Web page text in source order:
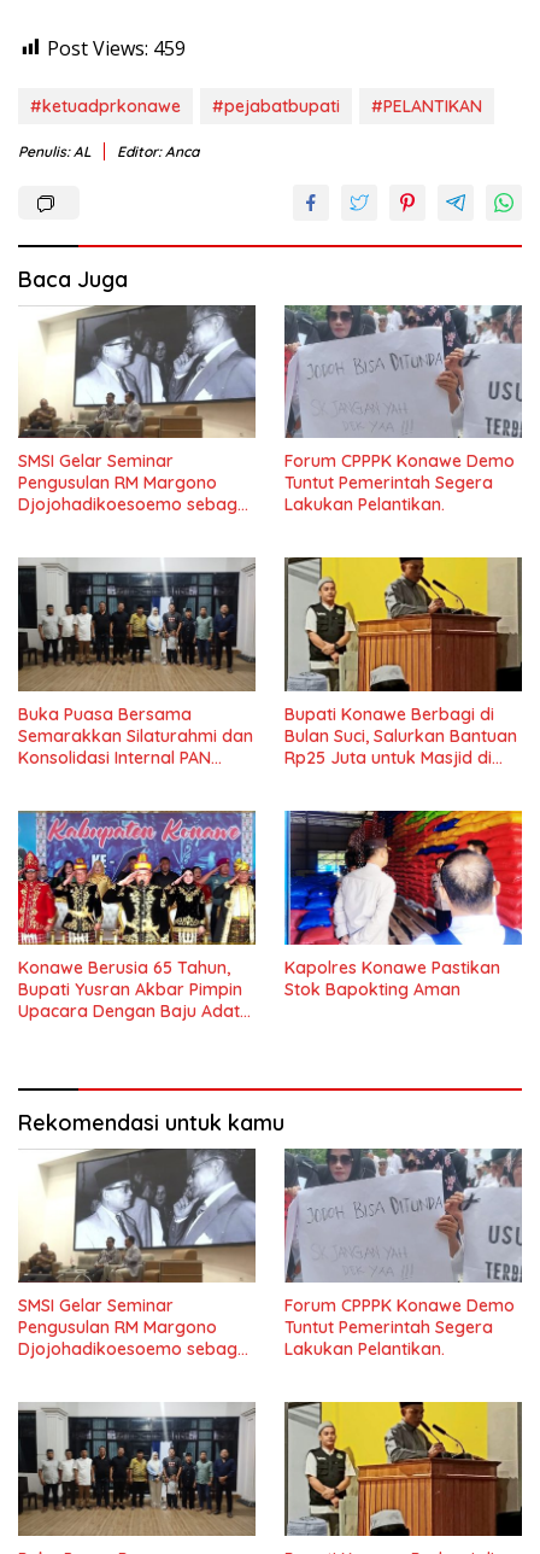
Post Views: 459
#ketuadprkonawe #pejabatbupati #PELANTIKAN
Penulis: AL Editor: Anca
Baca Juga
SMSI Gelar Seminar
Pengusulan RM Margono
Djojohadikoesoemo sebagai
Forum CPPPK Konawe Demo
Tuntut Pemerintah Segera
Lakukan Pelantikan.
Buka Puasa Bersama
Semarakkan Silaturahmi dan
Konsolidasi Internal PAN
Bupati Konawe Berbagi di
Bulan Suci, Salurkan Bantuan
Rp25 Juta untuk Masjid di
Konawe Berusia 65 Tahun,
Bupati Yusran Akbar Pimpin
Upacara Dengan Baju Adat
Kapolres Konawe Pastikan
Stok Bapokting Aman
Rekomendasi untuk kamu
SMSI Gelar Seminar
Pengusulan RM Margono
Djojohadikoesoemo sebagai
Forum CPPPK Konawe Demo
Tuntut Pemerintah Segera
Lakukan Pelantikan.